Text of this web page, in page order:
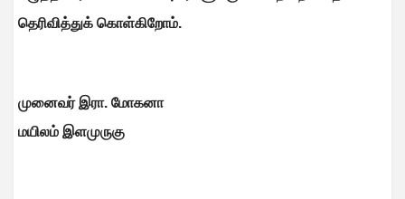
தெரிவித்துக் கொள்கிறோம்.
முனைவர் இரா. மோகனா
மயிலம் இளமுருகு